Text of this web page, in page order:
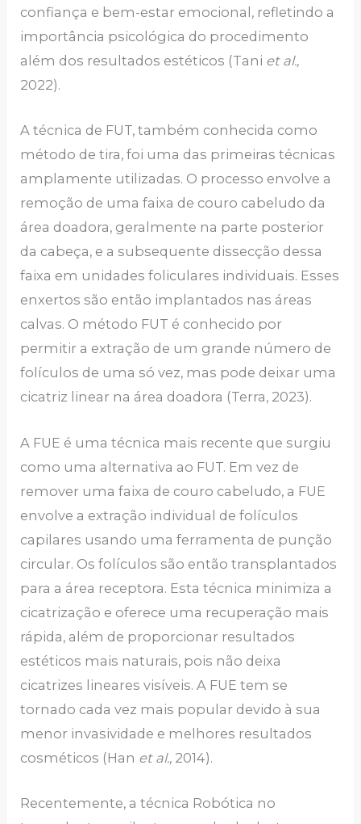
confiança e bem-estar emocional, refletindo a
importância psicológica do procedimento
além dos resultados estéticos (Tani et al.,
2022).
A técnica de FUT, também conhecida como
método de tira, foi uma das primeiras técnicas
amplamente utilizadas. O processo envolve a
remoção de uma faixa de couro cabeludo da
área doadora, geralmente na parte posterior
da cabeça, e a subsequente dissecção dessa
faixa em unidades foliculares individuais. Esses
enxertos são então implantados nas áreas
calvas. O método FUT é conhecido por
permitir a extração de um grande número de
folículos de uma só vez, mas pode deixar uma
cicatriz linear na área doadora (Terra, 2023).
A FUE é uma técnica mais recente que surgiu
como uma alternativa ao FUT. Em vez de
remover uma faixa de couro cabeludo, a FUE
envolve a extração individual de folículos
capilares usando uma ferramenta de punção
circular. Os folículos são então transplantados
para a área receptora. Esta técnica minimiza a
cicatrização e oferece uma recuperação mais
rápida, além de proporcionar resultados
estéticos mais naturais, pois não deixa
cicatrizes lineares visíveis. A FUE tem se
tornado cada vez mais popular devido à sua
menor invasividade e melhores resultados
cosméticos (Han et al., 2014).
Recentemente, a técnica Robótica no